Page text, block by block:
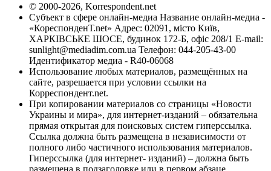
© 2000-2026, Korrespondent.net
Субъект в сфере онлайн-медиа Название онлайн-медиа -
«КореспонденТ.net» Адрес: 02091, місто Київ,
ХАРКІВСЬКЕ ШОСЕ, будинок 172-Б, офіс 208/1 E-mail:
sunlight@mediadim.com.ua Телефон: 044-205-43-00
Идентификатор медиа - R40-06068
Использование любых материалов, размещённых на
сайте, разрешается при условии ссылки на
Корреспондент.net.
При копировании материалов со страницы «Новости
Украины и мира», для интернет-изданий – обязательна
прямая открытая для поисковых систем гиперссылка.
Ссылка должна быть размещена в независимости от
полного либо частичного использования материалов.
Гиперссылка (для интернет- изданий) – должна быть
размещена в подзаголовке или в первом абзаце